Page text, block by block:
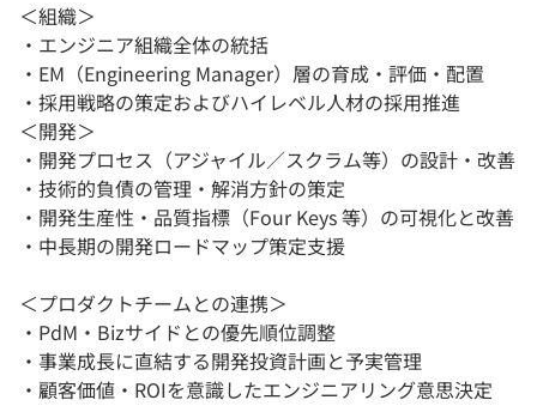
＜組織＞
・エンジニア組織全体の統括
・EM（Engineering Manager）層の育成・評価・配置
・採用戦略の策定およびハイレベル人材の採用推進
＜開発＞
・開発プロセス（アジャイル／スクラム等）の設計・改善
・技術的負債の管理・解消方針の策定
・開発生産性・品質指標（Four Keys 等）の可視化と改善
・中長期の開発ロードマップ策定支援
＜プロダクトチームとの連携＞
・PdM・Bizサイドとの優先順位調整
・事業成長に直結する開発投資計画と予実管理
・顧客価値・ROIを意識したエンジニアリング意思決定